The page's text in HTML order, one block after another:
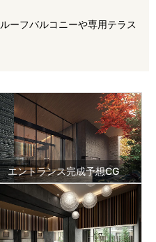
ーフバルコニーや専用テラス
エントランス完成予想CG